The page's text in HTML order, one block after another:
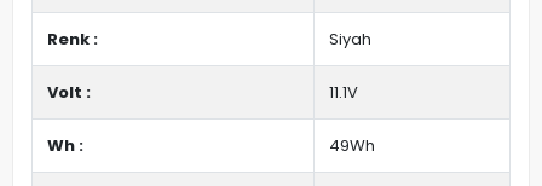
Renk : Siyah
Volt : 11.1V
Wh : 49Wh